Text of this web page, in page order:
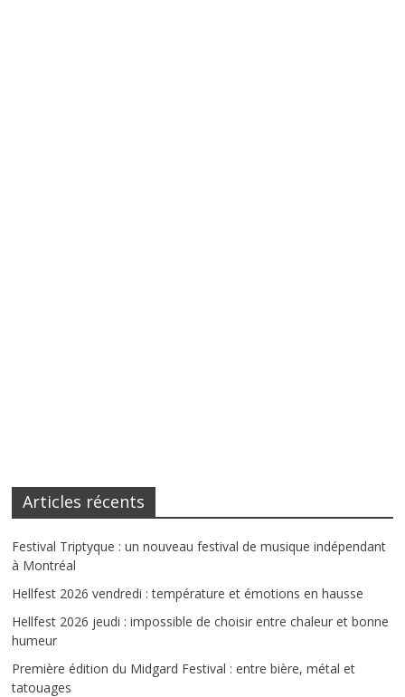
Articles récents
Festival Triptyque : un nouveau festival de musique indépendant
à Montréal
Hellfest 2026 vendredi : température et émotions en hausse
Hellfest 2026 jeudi : impossible de choisir entre chaleur et bonne
humeur
Première édition du Midgard Festival : entre bière, métal et
tatouages